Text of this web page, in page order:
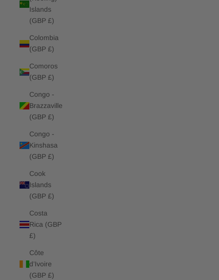
Islands
(GBP £)
Colombia
(GBP £)
Comoros
(GBP £)
Congo -
Brazzaville
(GBP £)
Congo -
Kinshasa
(GBP £)
Cook
Islands
(GBP £)
Costa
Rica (GBP
£)
Côte
d’Ivoire
(GBP £)